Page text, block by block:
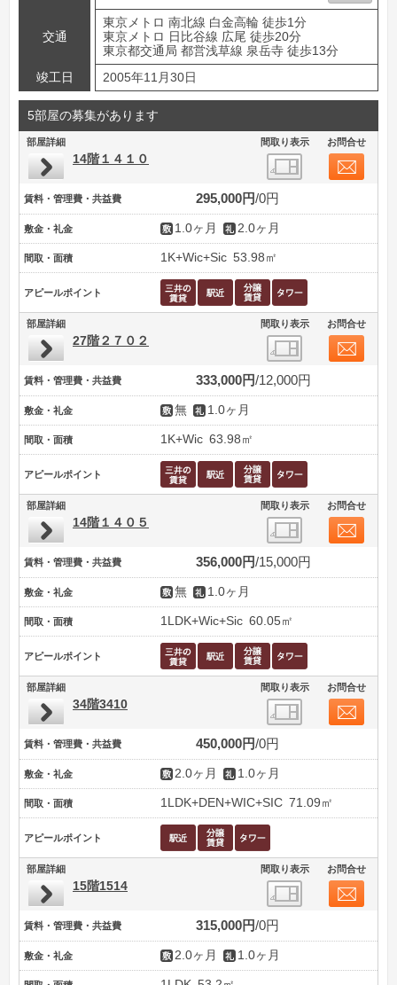
交通
東京メトロ 南北線 白金高輪 徒歩1分
東京メトロ 日比谷線 広尾 徒歩20分
東京都交通局 都営浅草線 泉岳寺 徒歩13分
竣工日
2005年11月30日
5部屋の募集があります
部屋詳細 間取り表示 お問合せ
14階１４１０
賃料・管理費・共益費 295,000円 0円
敷金・礼金 1.0ヶ月 2.0ヶ月
間取・面積 1K+Wic+Sic 53.98㎡
アピールポイント
部屋詳細 間取り表示 お問合せ
27階２７０２
賃料・管理費・共益費 333,000円 12,000円
敷金・礼金 無 1.0ヶ月
間取・面積 1K+Wic 63.98㎡
アピールポイント
部屋詳細 間取り表示 お問合せ
14階１４０５
賃料・管理費・共益費 356,000円 15,000円
敷金・礼金 無 1.0ヶ月
間取・面積 1LDK+Wic+Sic 60.05㎡
アピールポイント
部屋詳細 間取り表示 お問合せ
34階3410
賃料・管理費・共益費 450,000円 0円
敷金・礼金 2.0ヶ月 1.0ヶ月
間取・面積 1LDK+DEN+WIC+SIC 71.09㎡
アピールポイント
部屋詳細 間取り表示 お問合せ
15階1514
賃料・管理費・共益費 315,000円 0円
敷金・礼金 2.0ヶ月 1.0ヶ月